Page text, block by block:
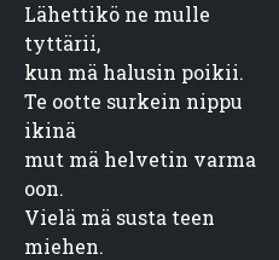
Lähettikö ne mulle
tyttärii,
kun mä halusin poikii.
Te ootte surkein nippu
ikinä
mut mä helvetin varma
oon.
Vielä mä susta teen
miehen.